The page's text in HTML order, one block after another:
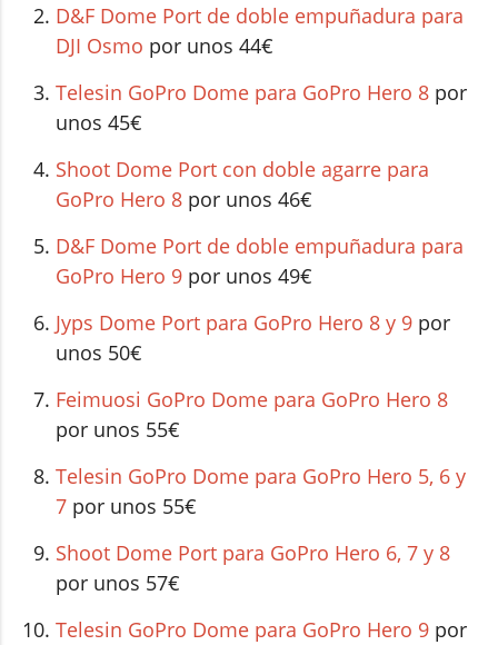
D&F Dome Port de doble empuñadura para
DJI Osmo por unos 44€
Telesin GoPro Dome para GoPro Hero 8 por
unos 45€
Shoot Dome Port con doble agarre para
GoPro Hero 8 por unos 46€
D&F Dome Port de doble empuñadura para
GoPro Hero 9 por unos 49€
Jyps Dome Port para GoPro Hero 8 y 9 por
unos 50€
Feimuosi GoPro Dome para GoPro Hero 8
por unos 55€
Telesin GoPro Dome para GoPro Hero 5, 6 y
7 por unos 55€
Shoot Dome Port para GoPro Hero 6, 7 y 8
por unos 57€
Telesin GoPro Dome para GoPro Hero 9 por